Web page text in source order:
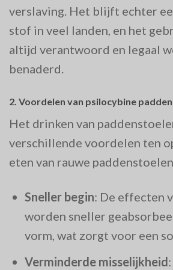
verslaving. Het blijft echter
stof in veel landen, en het
altijd verantwoord en legaal
benaderd.
2. Voordelen van psilocybine
Het drinken van
verschillende voordelen ten
eten van rauwe
Sneller begin: De effecten
worden sneller
vorm, wat zorgt voor een
Verminderde misselijkheid